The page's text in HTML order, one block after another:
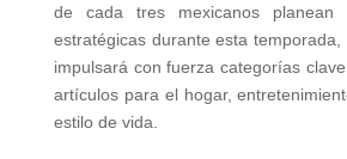
de cada tres mexicanos planean
estratégicas durante esta
impulsará con fuerza categorías
artículos para el hogar,
estilo de vida.